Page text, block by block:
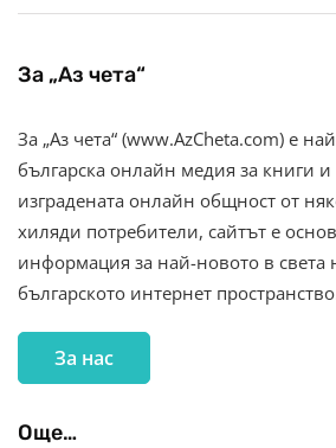
За „Аз чета“
За „Аз чета“ (www.AzCheta.com) е
българска онлайн медия за книги и
изградената онлайн общност от
хиляди потребители, сайтът е
информация за най-новото в света
българското интернет
За нас
Още…